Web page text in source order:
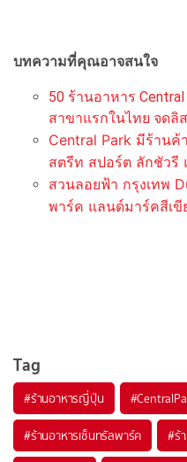
บทความที่คุณอาจสนใจ
50 ร้านอาหาร
สาขาแรกในไทย จดลิ
Central Park มีร้านค้
สตรีท สปอร์ต ลักชัวรี
สวนลอยฟ้า กรุงเทพ
พาร์ค แลนด์มาร์คสีเขี
Tag
#ร้านอาหารญี่ปุ่น #
#ร้านอาหารเซ็นทรัลพาร์ค #ร้